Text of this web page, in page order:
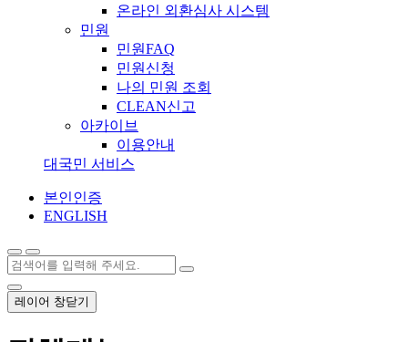
온라인 외환심사 시스템
민원
민원FAQ
민원신청
나의 민원 조회
CLEAN신고
아카이브
이용안내
대국민 서비스
본인인증
ENGLISH
레이어 창닫기